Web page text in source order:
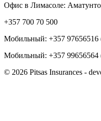
Офис в Лимасоле:
+357 700 70 500
Мобильный: +357 97656516
Мобильный: +357 99656564
© 2026 Pitsas Insurances -